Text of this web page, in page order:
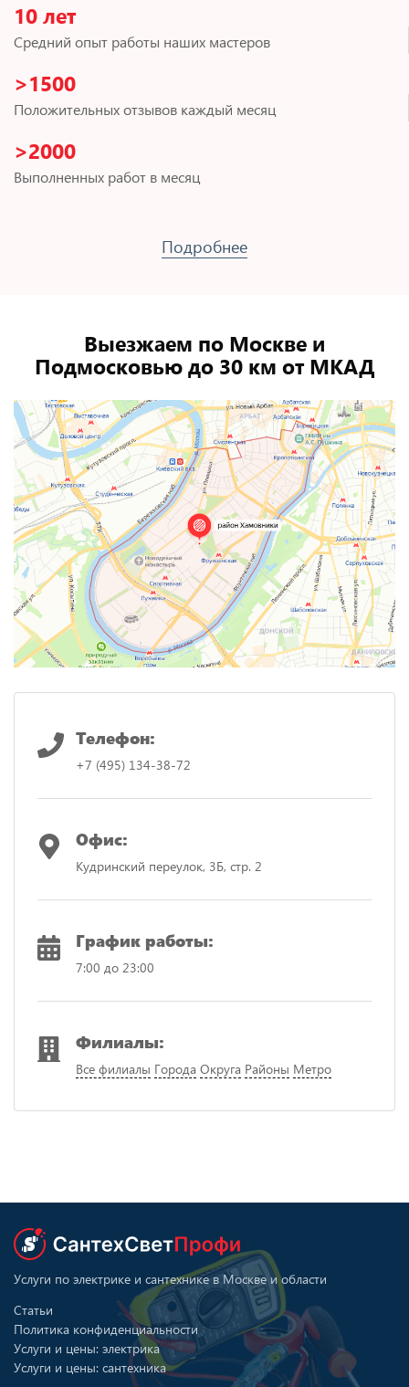
10 лет
Средний опыт работы наших мастеров
>1500
Положительных отзывов каждый месяц
>2000
Выполненных работ в месяц
Подробнее
Выезжаем по Москве и
Подмосковью до 30 км от МКАД
Телефон:
+7 (495) 134-38-72
Офис:
Кудринский переулок, 3Б, стр. 2
График работы:
7:00 до 23:00
Филиалы:
Все филиалы Города Округа Районы Метро
Услуги по электрике и сантехнике в Москве и области
Статьи
Политика конфиденциальности
Услуги и цены: электрика
Услуги и цены: сантехника